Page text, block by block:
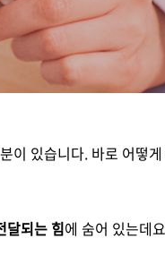
이 있습니다. 바로 어떻
달되는 힘에 숨어 있는데